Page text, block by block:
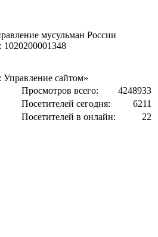
мусульман России
Управление сайтом»
Просмотров всего:
4248933
Посетителей сегодня:
6211
Посетителей в онлайн:
22